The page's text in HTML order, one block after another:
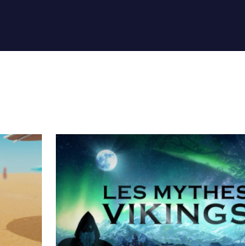
Cartes de vœux clients